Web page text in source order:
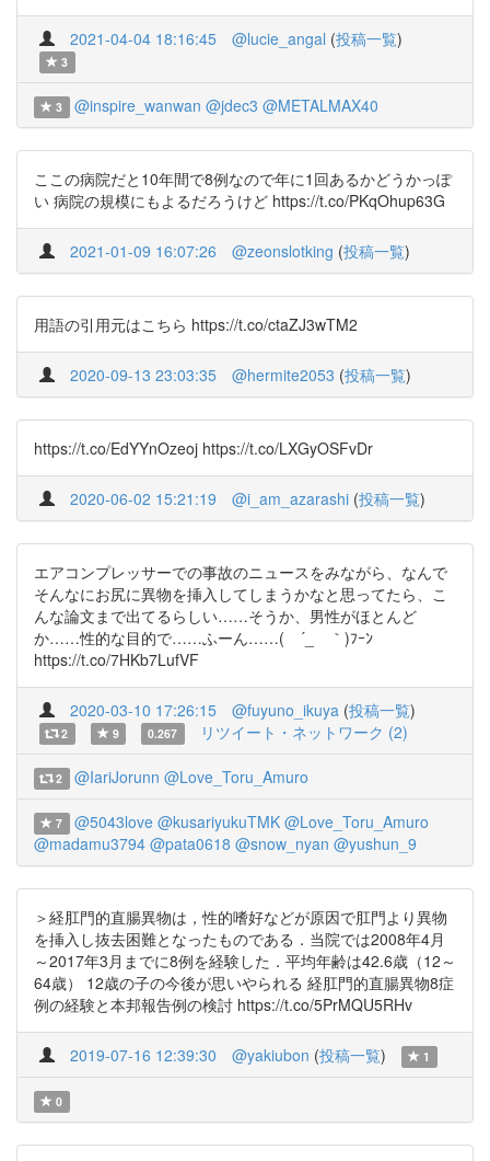
2021-04-04 18:16:45 @lucie_angal (投稿一覧)
3
3 @inspire_wanwan @jdec3 @METALMAX40
ここの病院だと10年間で8例なので年に1回あるかどうかっぽ
い 病院の規模にもよるだろうけど https://t.co/PKqOhup63G
2021-01-09 16:07:26 @zeonslotking (投稿一覧)
用語の引用元はこちら https://t.co/ctaZJ3wTM2
2020-09-13 23:03:35 @hermite2053 (投稿一覧)
https://t.co/EdYYnOzeoj https://t.co/LXGyOSFvDr
2020-06-02 15:21:19 @i_am_azarashi (投稿一覧)
エアコンプレッサーでの事故のニュースをみながら、なんで
そんなにお尻に異物を挿入してしまうかなと思ってたら、こ
んな論文まで出てるらしい……そうか、男性がほとんど
か……性的な目的で……ふーん……( ´_ゝ｀)ﾌｰﾝ
https://t.co/7HKb7LufVF
2020-03-10 17:26:15 @fuyuno_ikuya (投稿一覧)
2 9 0.267 リツイート・ネットワーク (2)
2 @IariJorunn @Love_Toru_Amuro
7 @5043love @kusariyukuTMK @Love_Toru_Amuro
@madamu3794 @pata0618 @snow_nyan @yushun_9
＞経肛門的直腸異物は，性的嗜好などが原因で肛門より異物
を挿入し抜去困難となったものである．当院では2008年4月
～2017年3月までに8例を経験した．平均年齢は42.6歳（12～
64歳） 12歳の子の今後が思いやられる 経肛門的直腸異物8症
例の経験と本邦報告例の検討 https://t.co/5PrMQU5RHv
2019-07-16 12:39:30 @yakiubon (投稿一覧) 1
0